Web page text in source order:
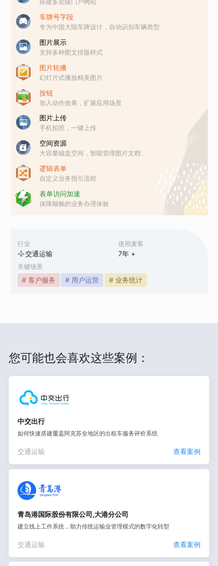
行业
交通运输
使用麦客
7年 +
关键场景
# 客户服务 # 用户运营 # 业务统计
车牌号字段
专为中国大陆车牌设计，自动识别车辆类型
图片展示
支持多种图文排版样式
图片轮播
幻灯片式播放精美图片
按钮
加入动作效果，扩展应用场景
图片上传
手机拍照，一键上传
空间资源
大容量磁盘空间，智能管理图片文档
逻辑表单
自定义业务指引流程
表单访问加速
保障顺畅的业务办理体验
您可能也会喜欢这些案例：
中交出行
如何快速搭建覆盖阿克苏全地区的出租车服务评价系统
交通运输 查看案例
青岛港国际股份有限公司,大港分公司
建立线上工作系统，助力传统运输业管理模式的数字化转型
交通运输 查看案例